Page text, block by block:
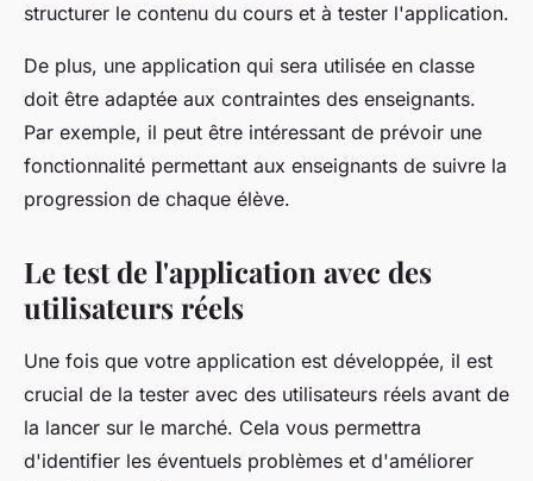
structurer le contenu du cours et à tester l'application.
De plus, une application qui sera utilisée en classe
doit être adaptée aux contraintes des enseignants.
Par exemple, il peut être intéressant de prévoir une
fonctionnalité permettant aux enseignants de suivre la
progression de chaque élève.
Le test de l'application avec des
utilisateurs réels
Une fois que votre application est développée, il est
crucial de la tester avec des utilisateurs réels avant de
la lancer sur le marché. Cela vous permettra
d'identifier les éventuels problèmes et d'améliorer